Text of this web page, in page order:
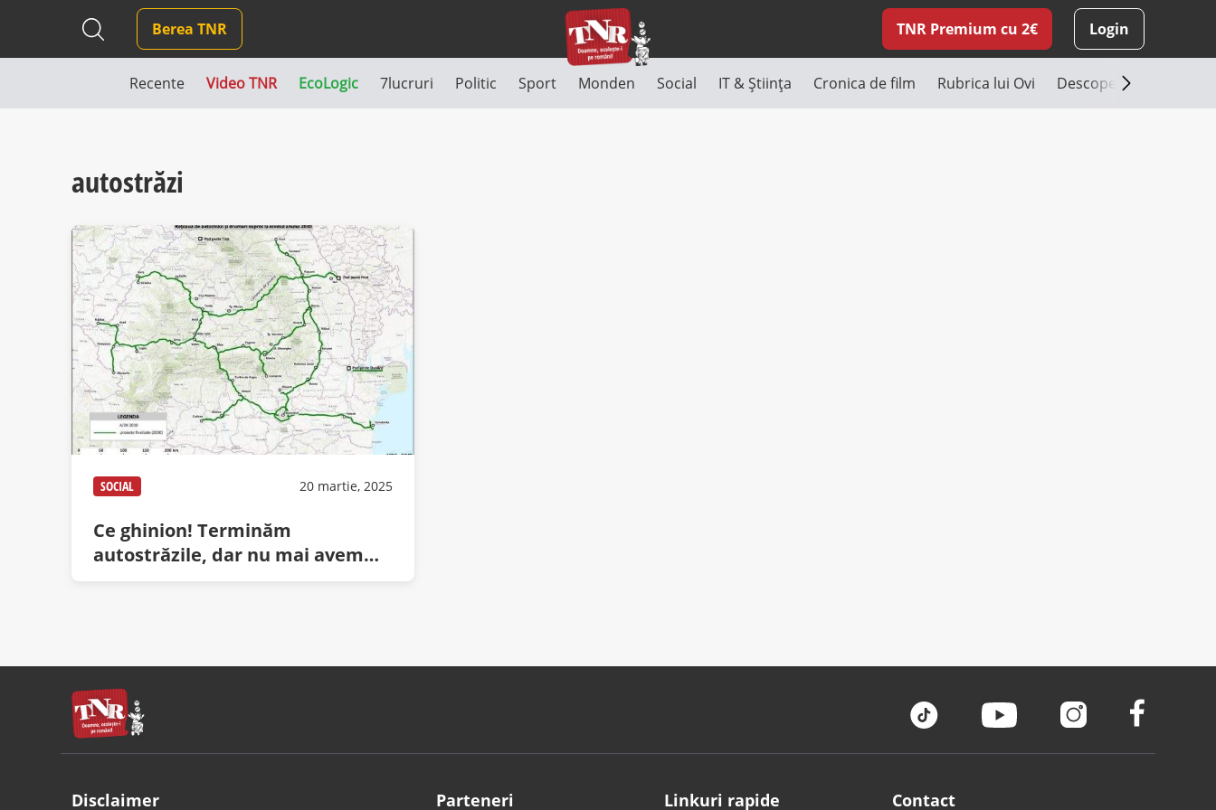
Berea TNR TNR Premium cu 2€ Login
Recente Video TNR EcoLogic 7lucruri Politic Sport Monden Social IT & Știința Cronica de film Rubrica lui Ovi Descoperă România
autostrăzi
SOCIAL 20 martie, 2025
Ce ghinion! Terminăm
autostrăzile, dar nu mai avem
bani de benzină
Disclaimer Parteneri Linkuri rapide Contact